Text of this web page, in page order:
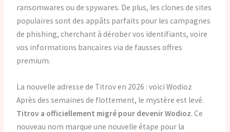
ransomwares ou de spywares. De plus, les clones de sites
populaires sont des appâts parfaits pour les campagnes
de phishing, cherchant à dérober vos identifiants, voire
vos informations bancaires via de fausses offres
premium.
La nouvelle adresse de Titrov en 2026 : voici Wodioz
Après des semaines de flottement, le mystère est levé.
Titrov a officiellement migré pour devenir Wodioz. Ce
nouveau nom marque une nouvelle étape pour la